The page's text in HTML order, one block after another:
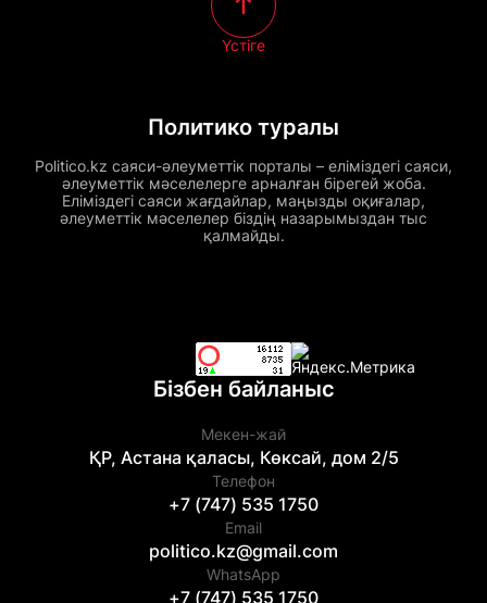
Политико туралы
Politico.kz саяси-әлеуметтік порталы – еліміздегі саяси,
әлеуметтік мәселелерге арналған бірегей жоба.
Еліміздегі саяси жағдайлар, маңызды оқиғалар,
әлеуметтік мәселелер біздің назарымыздан тыс
қалмайды.
Үстіге
Бізбен байланыс
Мекен-жай
ҚР, Астана қаласы, Көксай, дом 2/5
Телефон
+7 (747) 535 1750
Email
politico.kz@gmail.com
WhatsApp
+7 (747) 535 1750